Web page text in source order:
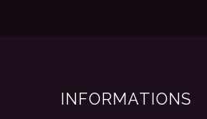
INFORMATIONS